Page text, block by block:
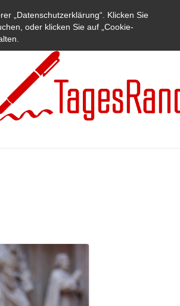
„Datenschutzerklärung“. Klicken Sie
oder klicken Sie auf „Cookie-